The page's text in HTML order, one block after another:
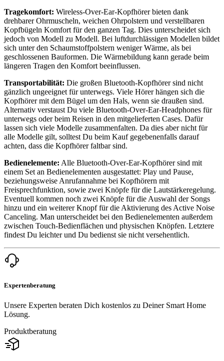
Tragekomfort: Wireless-Over-Ear-Kopfhörer bieten dank
drehbarer Ohrmuscheln, weichen Ohrpolstern und verstellbaren
Kopfbügeln Komfort für den ganzen Tag. Dies unterscheidet sich
jedoch von Modell zu Modell. Bei luftdurchlässigen Modellen bildet
sich unter den Schaumstoffpolstern weniger Wärme, als bei
geschlossenen Bauformen. Die Wärmebildung kann gerade beim
längeren Tragen den Komfort beeinflussen.
Transportabilität: Die großen Bluetooth-Kopfhörer sind nicht
gänzlich ungeeignet für unterwegs. Viele Hörer hängen sich die
Kopfhörer mit dem Bügel um den Hals, wenn sie draußen sind.
Alternativ verstaust Du viele Bluetooth-Over-Ear-Headphones für
unterwegs oder beim Reisen in den mitgelieferten Cases. Dafür
lassen sich viele Modelle zusammenfalten. Da dies aber nicht für
alle Modelle gilt, solltest Du beim Kauf gegebenenfalls darauf
achten, dass die Kopfhörer faltbar sind.
Bedienelemente: Alle Bluetooth-Over-Ear-Kopfhörer sind mit
einem Set an Bedienelementen ausgestattet: Play und Pause,
beziehungsweise Anrufannahme bei Kopfhörern mit
Freisprechfunktion, sowie zwei Knöpfe für die Lautstärkeregelung.
Eventuell kommen noch zwei Knöpfe für die Auswahl der Songs
hinzu und ein weiterer Knopf für die Aktivierung des Active Noise
Canceling. Man unterscheidet bei den Bedienelementen außerdem
zwischen Touch-Bedienflächen und physischen Knöpfen. Letztere
findest Du leichter und Du bedienst sie nicht versehentlich.
Expertenberatung
Unsere Experten beraten Dich kostenlos zu Deiner Smart Home
Lösung.
Produktberatung